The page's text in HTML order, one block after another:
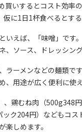
買いするとコスト効率
に1日1杯食べるとす
いえば、「味噌」です
、ソース、ドレッシン
ラーメンなどの麺類で
、用途が広く便利に使
、鶏むね肉（500g348
ク204円）などもコス
楽しめます。